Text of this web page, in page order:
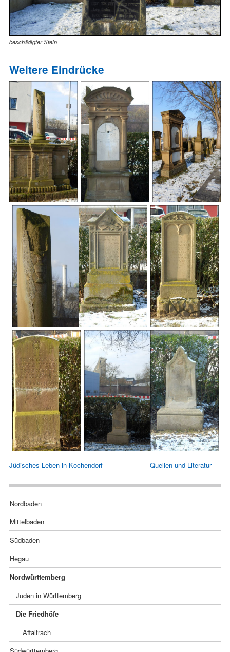
beschädigter Stein
Weitere Eindrücke
Jüdisches Leben in Kochendorf Quellen und Literatur
überspringen
Nordbaden
Mittelbaden
Südbaden
Hegau
Nordwürttemberg
Juden in Württemberg
Die Friedhöfe
Affaltrach